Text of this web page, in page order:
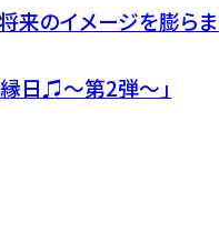
来のイメージを膨ら
日♫～第2弾～」